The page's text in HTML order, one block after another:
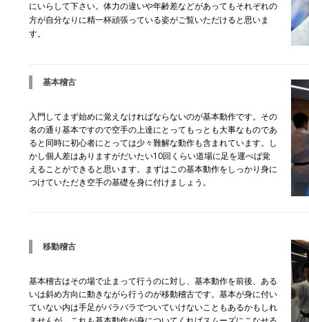
にいらして下さい。体力の違いや年齢差などがあってもそれぞれの
方が自分なりに精一杯頑張っている姿がご覧いただけると思いま
す。
基本稽古
入門してまず始めに覚えなければならないのが基本動作です。その
名の通り基本ですので空手の上達にとってもっとも大事なものであ
ると同時に初心者にとっては少々難解な動作も含まれています。し
かし個人差はありますがだいたい10回くらい道場に足を運べば覚
えることができると思います。まずはこの基本動作をしっかり身に
つけていただき空手の基礎を身に付けましょう。
移動稽古
基本稽古はその場で止まって行うのに対し、基本動作を前後、ある
いは斜め方向に動きながら行うのが移動稽古です。基本が身に付い
ていない内は手足がバラバラでついていけないこともあるかもしれ